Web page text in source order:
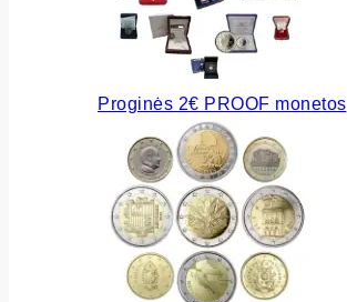
Proginės 2€ PROOF monetos